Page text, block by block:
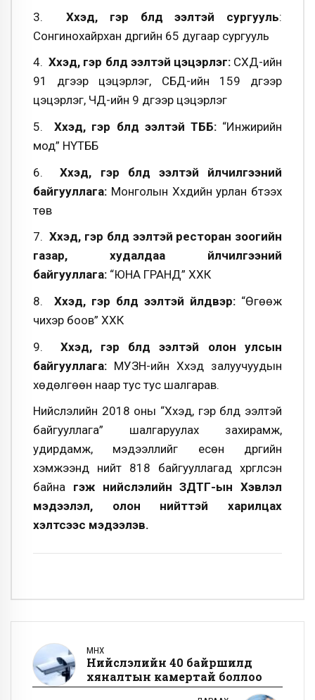
3.Хүүхэд, гэр бүлд ээлтэй сургууль:
Сонгинохайрхан дүүргийн 65 дугаар сургууль
4.Хүүхэд, гэр бүлд ээлтэй цэцэрлэг:СХД-ийн
91 дүгээр цэцэрлэг, СБД-ийн 159 дүгээр
цэцэрлэг, ЧД-ийн 9 дүгээр цэцэрлэг
5.Хүүхэд, гэр бүлд ээлтэй ТББ:“Инжирийн
мод” НҮТББ
6.Хүүхэд, гэр бүлд ээлтэй үйлчилгээний
байгууллага: Монголын Хүүхдийн урлан бүтээх
төв
7.Хүүхэд, гэр бүлд ээлтэй ресторан зоогийн
газар, худалдаа үйлчилгээний
байгууллага: “ЮНА ГРАНД” ХХК
8. Хүүхэд, гэр бүлд ээлтэй үйлдвэр: “Өгөөж
чихэр боов” ХХК
9. Хүүхэд, гэр бүлд ээлтэй олон улсын
байгууллага: МУЗН-ийн Хүүхэд залуучуудын
хөдөлгөөн наар тус тус шалгарав.
Нийслэлийн 2018 оны “Хүүхэд, гэр бүлд ээлтэй
байгууллага” шалгаруулах захирамж,
удирдамж, мэдээллийг есөн дүүргийн
хэмжээнд нийт 818 байгууллагад хүргүүлсэн
байна гэж нийслэлийн ЗДТГ-ын Хэвлэл
мэдээлэл, олон нийттэй харилцах
хэлтсээс мэдээлэв.
ӨМНӨХ
Нийслэлийн 40 байршилд
хяналтын камертай боллоо